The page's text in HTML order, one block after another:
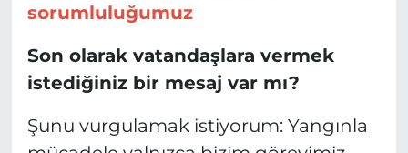
sorumluluğumuz
Son olarak vatandaşlara vermek
istediğiniz bir mesaj var mı?
Şunu vurgulamak istiyorum: Yangınla